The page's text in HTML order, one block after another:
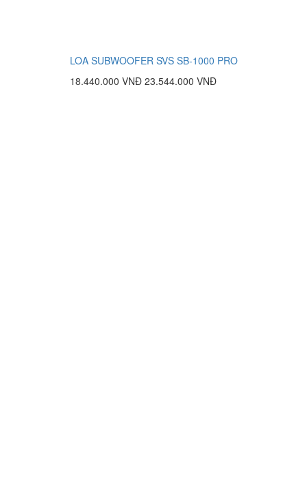
LOA SUBWOOFER SVS SB-1000 PRO
18.440.000 VNĐ 23.544.000 VNĐ